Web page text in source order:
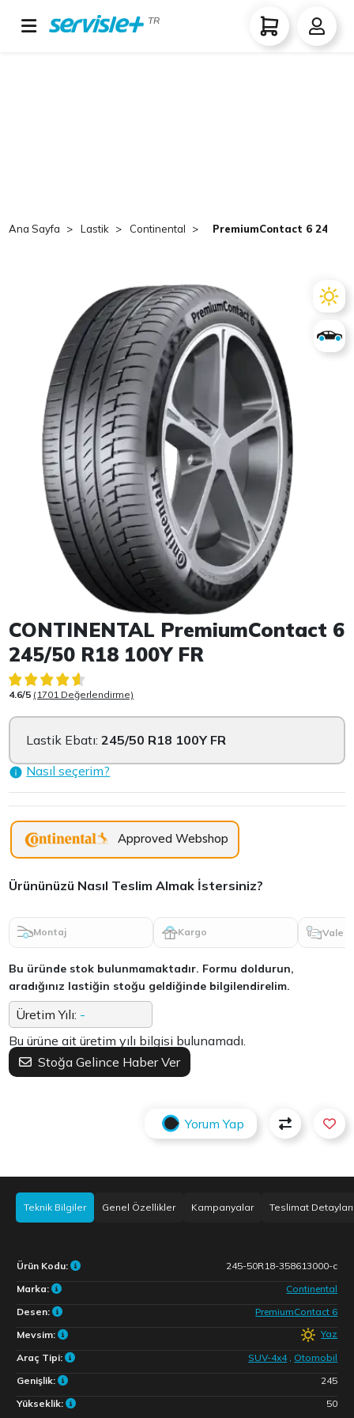
TR
Ana Sayfa Lastik Continental PremiumContact 6 245/50
Item 1 of 1
CONTINENTAL PremiumContact 6
245/50 R18 100Y FR
4.6/5 (1701 Değerlendirme)
Lastik Ebatı:245/50 R18 100Y FR
Nasıl seçerim?
Approved Webshop
Ürününüzü Nasıl Teslim Almak İstersiniz?
Montaj Kargo Vale
Bu üründe stok bulunmamaktadır. Formu doldurun,
aradığınız lastiğin stoğu geldiğinde bilgilendirelim.
Üretim Yılı: -
Bu ürüne ait üretim yılı bilgisi bulunamadı.
Stoğa Gelince Haber Ver
Yorum Yap
Teknik Bilgiler Genel Özellikler Kampanyalar Teslimat Detayları
Ürün Kodu:
245-50R18-358613000-c
Marka:
Continental
Desen:
PremiumContact 6
Mevsim:
Yaz
Araç Tipi:
SUV-4x4 , Otomobil
Genişlik:
245
Yükseklik:
50